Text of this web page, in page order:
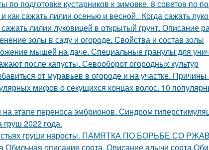
по подготовке кустарников к зимовке. 8 советов по
и как сажать лилии осенью и весной.. Когда сажать
сажать лилии луковицей в открытый грунт. Описание
золы в саду и огороде. Свойства и состав золы
мышей на даче. Специальные гранулы для
после капусты. Севооборот огородных культур
от муравьев в огороде и на участке.
мифов о секущихся концах волос. 10
на этапе переноса эмбрионов. Синдром
груш 2022 года.
груши наросты. ПАМЯТКА ПО БОРЬБЕ СО
Обильная описание сорта. Описание алычи сорта